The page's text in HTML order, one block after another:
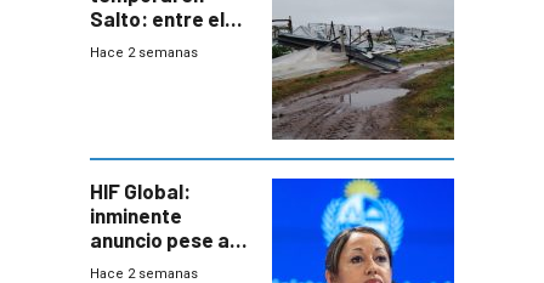
Salto: entre el
impacto
Hace 2 semanas
HIF Global:
inminente
anuncio pese a
declaración de
Hace 2 semanas